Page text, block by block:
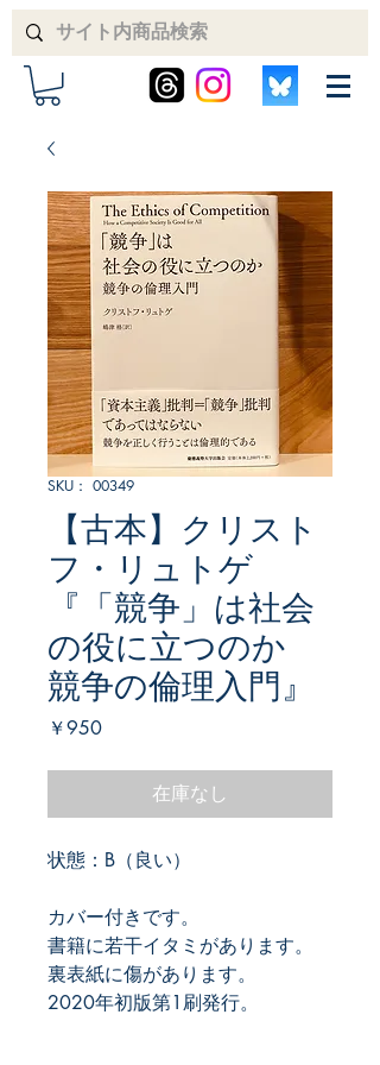
SKU： 00349
【古本】クリスト
フ・リュトゲ
『「競争」は社会
の役に立つのか
競争の倫理入門』
￥950価
在庫なし
状態：B（良い）
カバー付きです。
書籍に若干イタミがあります。
裏表紙に傷があります。
2020年初版第1刷発行。